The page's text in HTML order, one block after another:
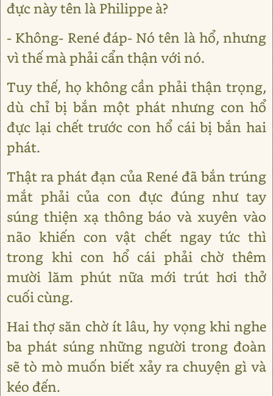
đực này tên là Philippe à?
- Không- René đáp- Nó tên là hổ, nhưng
vì thế mà phải cẩn thận với nó.
Tuy thế, họ không cần phải thận trọng,
dù chỉ bị bắn một phát nhưng con hổ
đực lại chết trước con hổ cái bị bắn hai
phát.
Thật ra phát đạn của René đã bắn trúng
mắt phải của con đực đúng như tay
súng thiện xạ thông báo và xuyên vào
não khiến con vật chết ngay tức thì
trong khi con hổ cái phải chờ thêm
mười lăm phút nữa mới trút hơi thở
cuối cùng.
Hai thợ săn chờ ít lâu, hy vọng khi nghe
ba phát súng những người trong đoàn
sẽ tò mò muốn biết xảy ra chuyện gì và
kéo đến.